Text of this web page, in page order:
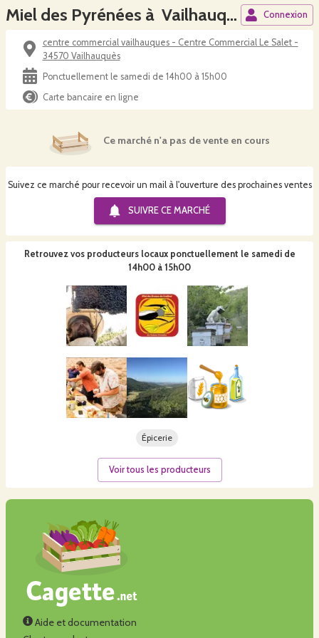
Miel des Pyrénées à Vailhauquès Connexion
centre commercial vailhauques - Centre Commercial Le Salet -
34570 Vailhauquès
Ponctuellement le samedi de 14h00 à 15h00
Carte bancaire en ligne
Ce marché n'a pas de vente en cours
Suivez ce marché pour recevoir un mail à l'ouverture des prochaines ventes
SUIVRE CE MARCHÉ
Retrouvez vos producteurs locaux ponctuellement le samedi de
14h00 à 15h00
Épicerie
Voir tous les producteurs
Aide et documentation